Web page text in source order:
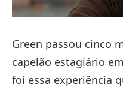
Green passou cinco
capelão estagiário
foi essa experiência